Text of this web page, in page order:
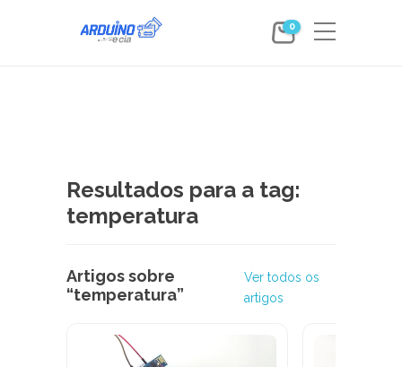
0
Resultados para a tag:
temperatura
Artigos sobre
“temperatura”
Ver todos os
artigos